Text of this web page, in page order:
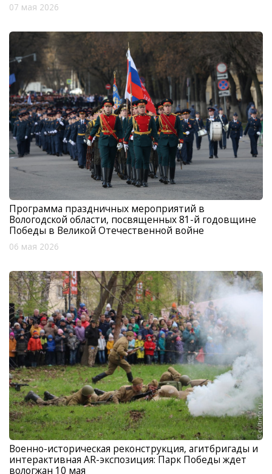
07 мая 2026
Программа праздничных мероприятий в
Вологодской области, посвященных 81-й годовщине
Победы в Великой Отечественной войне
06 мая 2026
Военно-историческая реконструкция, агитбригады и
интерактивная AR-экспозиция: Парк Победы ждет
вологжан 10 мая